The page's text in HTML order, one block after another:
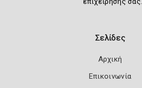
Σελίδες
Αρχική
Επικοινωνία